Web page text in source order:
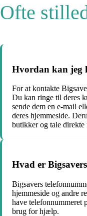
Ofte
Hvordan kan jeg
For at kontakte
Du kan ringe til deres
sende dem en e-mail
deres hjemmeside.
butikker og tale direkte
Hvad er
Bigsavers
hjemmeside og andre
have telefonnummeret
brug for hjælp.